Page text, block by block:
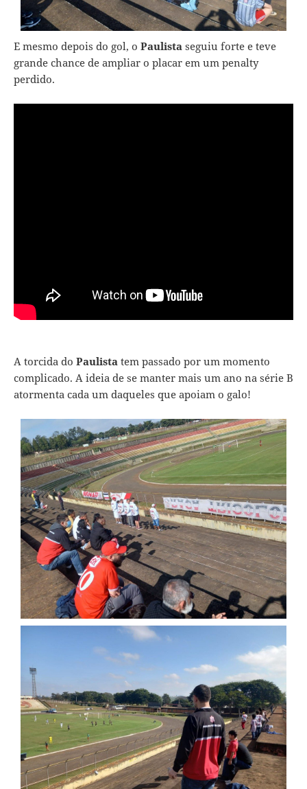
E mesmo depois do gol, o Paulista seguiu forte e teve
grande chance de ampliar o placar em um penalty
perdido.
A torcida do Paulista tem passado por um momento
complicado. A ideia de se manter mais um ano na série B
atormenta cada um daqueles que apoiam o galo!